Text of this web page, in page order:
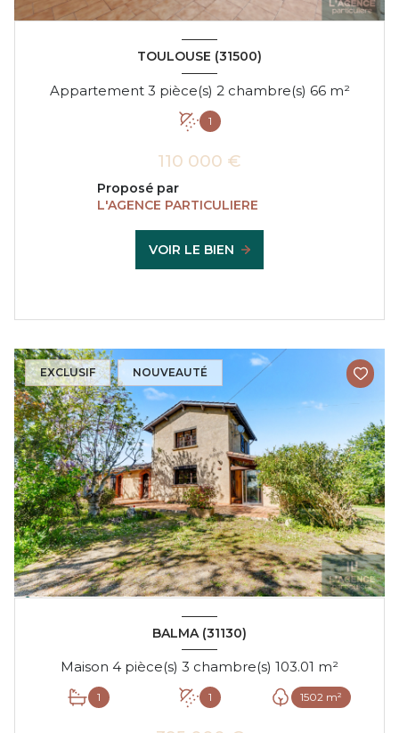
TOULOUSE (31500)
Appartement 3 pièce(s) 2 chambre(s) 66 m²
1
110 000 €
Proposé par
L'AGENCE PARTICULIERE
VOIR LE BIEN
EXCLUSIF NOUVEAUTÉ
BALMA (31130)
Maison 4 pièce(s) 3 chambre(s) 103.01 m²
1 1 1502 m²